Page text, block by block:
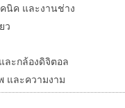
นิค และงานช่าง
ว
ละกล้องดิจิตอล
และความงาม